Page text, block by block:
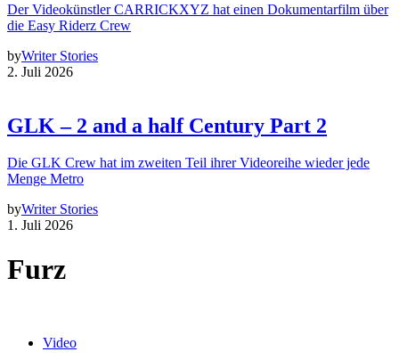
Der Videokünstler CARRICKXYZ hat einen Dokumentarfilm über
die Easy Riderz Crew
byWriter Stories
2. Juli 2026
GLK – 2 and a half Century Part 2
Die GLK Crew hat im zweiten Teil ihrer Videoreihe wieder jede
Menge Metro
byWriter Stories
1. Juli 2026
Furz
Video